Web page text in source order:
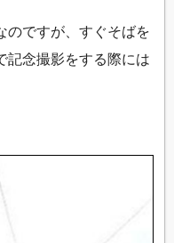
のですが、すぐそばを
記念撮影をする際には